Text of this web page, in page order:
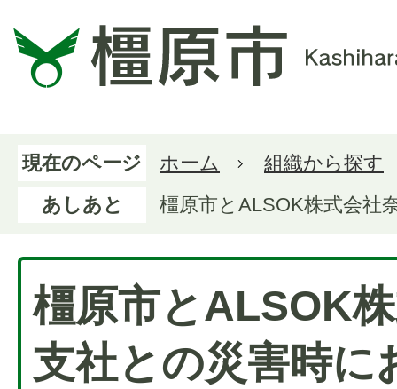
現在のページ ホーム
組織から探す
あしあと
橿原市とALSOK株式会社
橿原市とALSOK
支社との災害時に